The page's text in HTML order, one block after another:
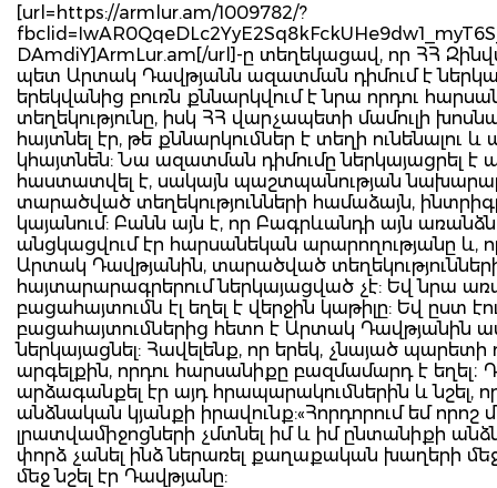
[url=https://armlur.am/1009782/?
DAmdiY]ArmLur.am[/url]-ը տեղեկացավ, որ ՀՀ
պետ Արտակ Դավթյանն ազատման դիմում է
երեկվանից բուռն քննարկվում է նրա որդու
տեղեկությունը, իսկ ՀՀ վարչապետի մամուլի
հայտնել էր, թե քննարկումներ է տեղի ունենալու և
կհայտնեն: Նա ազատման դիմումը ներկայացրել է
հաստատվել է, սակայն պաշտպանության
տարածված տեղեկությունների համաձայն,
կայանում: Բանն այն է, որ Բագրևանդի այն
անցկացվում էր հարսանեկան արարողությանը և,
Արտակ Դավթյանին, տարածված
հայտարարագրերում ներկայացված չէ: Եվ նրա
բացահայտումն էլ եղել է վերջին կաթիլը: Եվ ըստ
բացահայտումներից հետո է Արտակ Դավթյանին
ներկայացնել: Հավելենք, որ երեկ, չնայած
արգելքին, որդու հարսանիքը բազմամարդ է եղել։
արձագանքել էր այդ հրապարակումներին և նշել, որ
անձնական կյանքի իրավունք:«Հորդորում եմ որոշ
լրատվամիջոցների չմտնել իմ և իմ ընտանիքի
փորձ չանել ինձ ներառել քաղաքական խաղերի
մեջ նշել էր Դավթյանը: